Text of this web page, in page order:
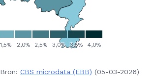
Bron: CBS microdata (EBB) (05-03-2026)